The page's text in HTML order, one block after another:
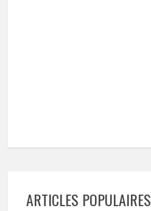
ARTICLES POPULAIRES